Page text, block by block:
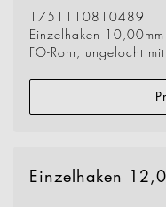
1751110810489
Einzelhaken
FO-Rohr, ungelocht
Einzelhaken